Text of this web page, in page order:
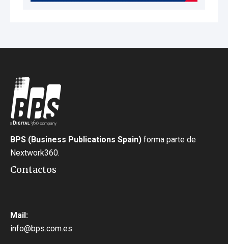
BPS (Business Publications Spain) forma parte de
Nextwork360.
Contactos
Mail:
info@bps.com.es